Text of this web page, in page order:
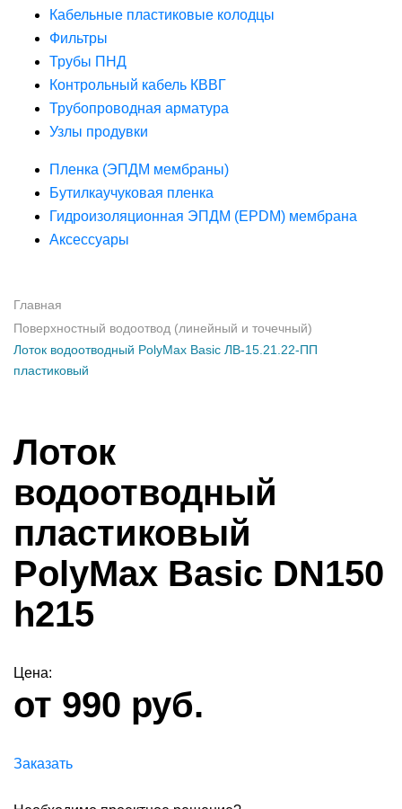
Кабельные пластиковые колодцы
Фильтры
Трубы ПНД
Контрольный кабель КВВГ
Трубопроводная арматура
Узлы продувки
Пленка (ЭПДМ мембраны)
Бутилкаучуковая пленка
Гидроизоляционная ЭПДМ (EPDM) мембрана
Аксессуары
Главная
Поверхностный водоотвод (линейный и точечный)
Лоток водоотводный PolyMax Basic ЛВ-15.21.22-ПП
пластиковый
Лоток
водоотводный
пластиковый
PolyMax Basic DN150
h215
Цена:
от 990 руб.
Заказать